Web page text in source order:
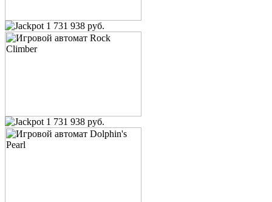
1 731 938 руб.
1 731 938 руб.